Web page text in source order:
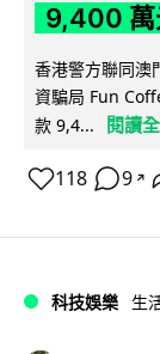
9,400 萬
香港警方聯同澳
資騙局 Fun
款 9,4...
閱讀
118 9 ↗
科技娛樂 生